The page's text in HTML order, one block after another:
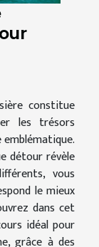
constitue
les trésors
détour révèle
vous
le mieux
dans cet
idéal pour
grâce à des